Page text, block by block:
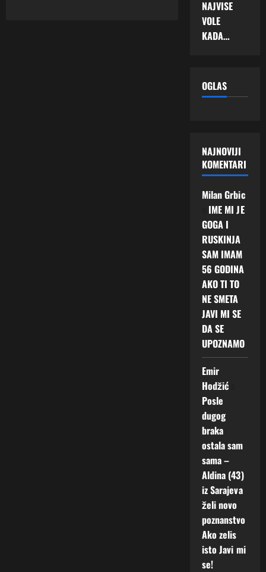
NAJVISE
VOLE
KADA…
OGLAS
NAJNOVIJI
KOMENTARI
Milan Grbic
IME MI JE
GOGA I
RUSKINJA
SAM IMAM
56 GODINA
AKO TI TO
NE SMETA
JAVI MI SE
DA SE
UPOZNAMO
Emir
Hodžić
Posle
dugog
braka
ostala sam
sama –
Aldina (43)
iz Sarajeva
želi novo
poznanstvo
Ako zelis
isto Javi mi
se!